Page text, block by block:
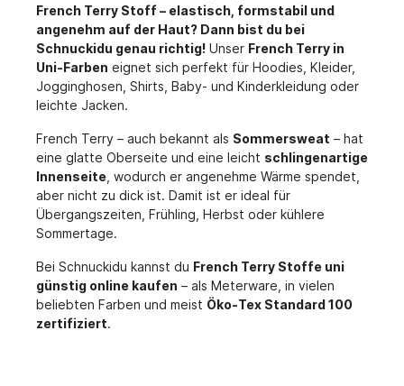
French Terry Stoff – elastisch, formstabil und
angenehm auf der Haut? Dann bist du bei
Schnuckidu genau richtig! Unser French Terry in
Uni-Farben eignet sich perfekt für Hoodies, Kleider,
Jogginghosen, Shirts, Baby- und Kinderkleidung oder
leichte Jacken.
French Terry – auch bekannt als Sommersweat – hat
eine glatte Oberseite und eine leicht schlingenartige
Innenseite , wodurch er angenehme Wärme spendet,
aber nicht zu dick ist. Damit ist er ideal für
Übergangszeiten, Frühling, Herbst oder kühlere
Sommertage.
Bei Schnuckidu kannst du French Terry Stoffe uni
günstig online kaufen – als Meterware, in vielen
beliebten Farben und meist Öko-Tex Standard 100
zertifiziert.